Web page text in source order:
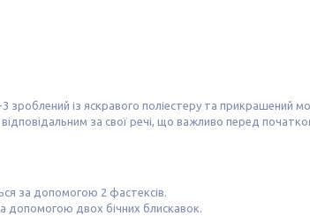
зроблений із яскравого поліестеру та прикрашений
за свої речі, що важливо перед
за допомогою 2 фастексів.
допомогою двох бічних блискавок.